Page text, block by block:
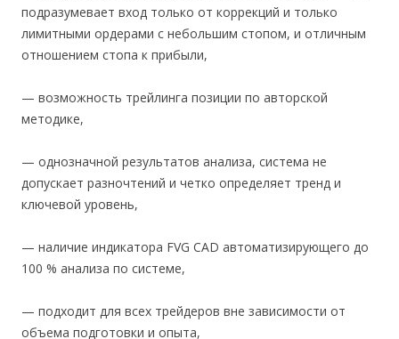
подразумевает вход только от коррекций и только
лимитными ордерами с небольшим стопом, и отличным
отношением стопа к прибыли,
— возможность трейлинга позиции по авторской
методике,
— однозначной результатов анализа, система не
допускает разночтений и четко определяет тренд и
ключевой уровень,
— наличие индикатора FVG CAD автоматизирующего до
100 % анализа по системе,
— подходит для всех трейдеров вне зависимости от
объема подготовки и опыта,